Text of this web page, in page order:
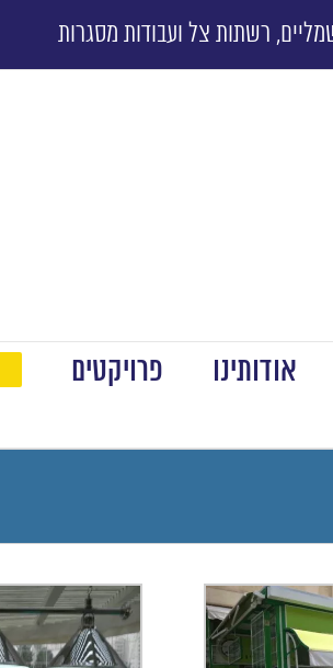
רשתות צל ועבודות מסגרות
אודותינו פרויקטים